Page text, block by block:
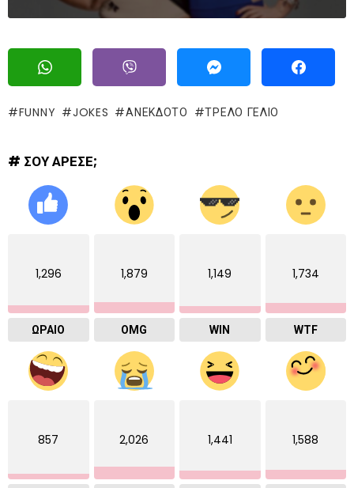
FUNNY JOKES ΑΝΕΚΔΟΤΟ ΤΡΕΛΌ ΓΈΛΙΟ
# ΣΟΥ ΑΡΕΣΕ;
1,296
ΩΡΑΙΟ
1,879
OMG
1,149
WIN
1,734
WTF
857 2,026 1,441 1,588